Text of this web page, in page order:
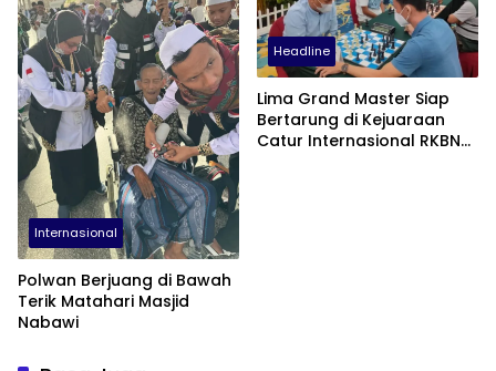
Internasional
Polwan Berjuang di Bawah
Terik Matahari Masjid
Nabawi
Headline
Lima Grand Master Siap
Bertarung di Kejuaraan
Catur Internasional RKBN